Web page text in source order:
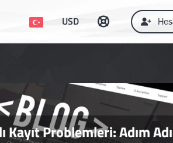
USD
Kayıt Problemleri: Adım